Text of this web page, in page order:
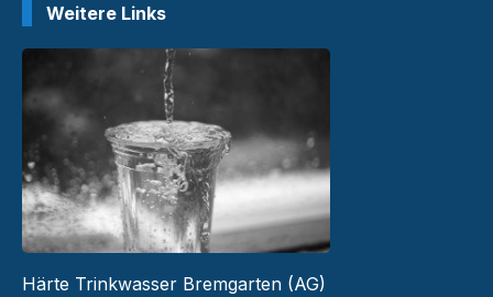
Weitere Links
Härte Trinkwasser Bremgarten (AG)